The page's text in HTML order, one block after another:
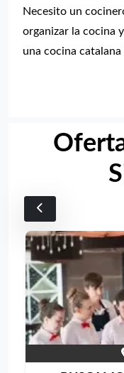
Necesito un
organizar la cocina
una cocina